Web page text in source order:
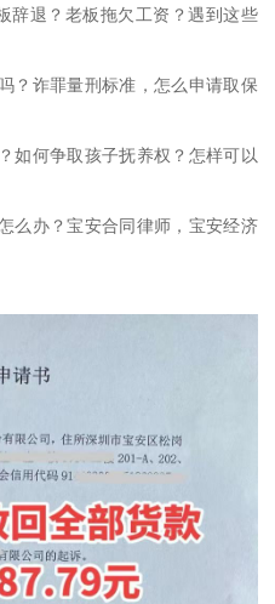
辞退？老板拖欠工资？遇到这些
？诈罪量刑标准，怎么申请取保
如何争取孩子抚养权？怎样可以
么办？宝安合同律师，宝安经济